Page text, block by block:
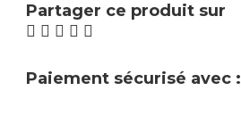
Partager ce produit sur
Paiement sécurisé avec :